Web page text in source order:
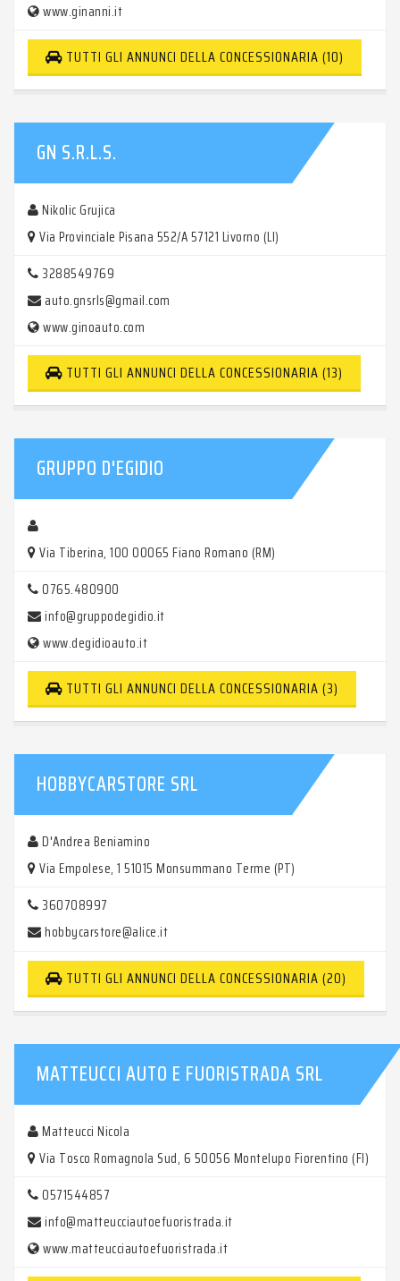
www.ginanni.it
TUTTI GLI ANNUNCI DELLA CONCESSIONARIA (10)
GN S.R.L.S.
Nikolic Grujica
Via Provinciale Pisana 552/A 57121 Livorno (LI)
3288549769
auto.gnsrls@gmail.com
www.ginoauto.com
TUTTI GLI ANNUNCI DELLA CONCESSIONARIA (13)
GRUPPO D'EGIDIO
Via Tiberina, 100 00065 Fiano Romano (RM)
0765.480900
info@gruppodegidio.it
www.degidioauto.it
TUTTI GLI ANNUNCI DELLA CONCESSIONARIA (3)
HOBBYCARSTORE SRL
D'Andrea Beniamino
Via Empolese, 1 51015 Monsummano Terme (PT)
360708997
hobbycarstore@alice.it
TUTTI GLI ANNUNCI DELLA CONCESSIONARIA (20)
MATTEUCCI AUTO E FUORISTRADA SRL
Matteucci Nicola
Via Tosco Romagnola Sud, 6 50056 Montelupo Fiorentino (FI)
0571544857
info@matteucciautoefuoristrada.it
www.matteucciautoefuoristrada.it